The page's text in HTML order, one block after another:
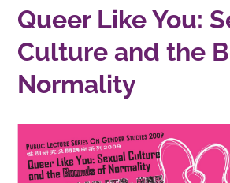
Queer Like You:
Culture and the
Normality